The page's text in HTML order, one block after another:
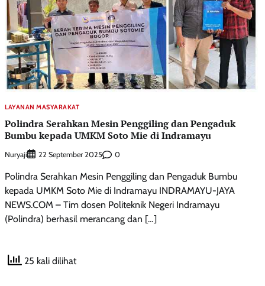
LAYANAN MASYARAKAT
Polindra Serahkan Mesin Penggiling dan Pengaduk
Bumbu kepada UMKM Soto Mie di Indramayu
Nuryaji 22 September 2025 0
Polindra Serahkan Mesin Penggiling dan Pengaduk Bumbu
kepada UMKM Soto Mie di Indramayu INDRAMAYU-JAYA
NEWS.COM – Tim dosen Politeknik Negeri Indramayu
(Polindra) berhasil merancang dan […]
25 kali dilihat